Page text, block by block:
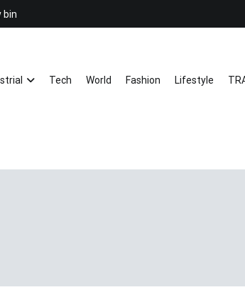
bin
Tech World Fashion Lifestyle